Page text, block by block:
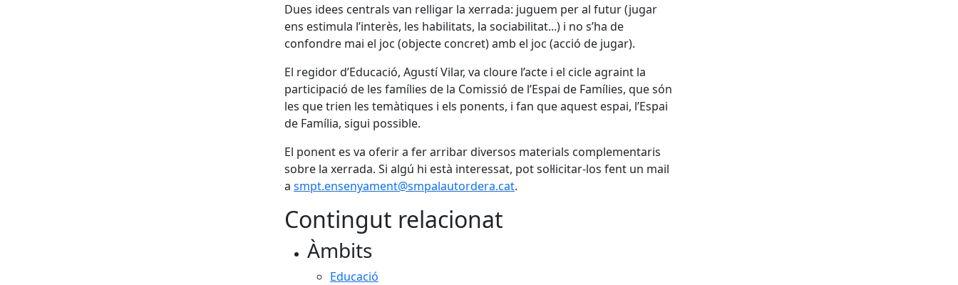
Dues idees centrals van relligar la xerrada: juguem per al futur (jugar
ens estimula l’interès, les habilitats, la sociabilitat...) i no s’ha de
confondre mai el joc (objecte concret) amb el joc (acció de jugar).
El regidor d’Educació, Agustí Vilar, va cloure l’acte i el cicle agraint la
participació de les famílies de la Comissió de l’Espai de Famílies, que són
les que trien les temàtiques i els ponents, i fan que aquest espai, l’Espai
de Família, sigui possible.
El ponent es va oferir a fer arribar diversos materials complementaris
sobre la xerrada. Si algú hi està interessat, pot sol·licitar-los fent un mail
a smpt.ensenyament@smpalautordera.cat.
Contingut relacionat
Àmbits
Educació